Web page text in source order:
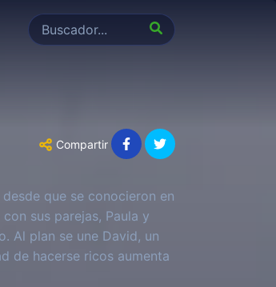
Compartir
que se conocieron en
sus parejas, Paula y
Al plan se une David, un
de hacerse ricos aumenta